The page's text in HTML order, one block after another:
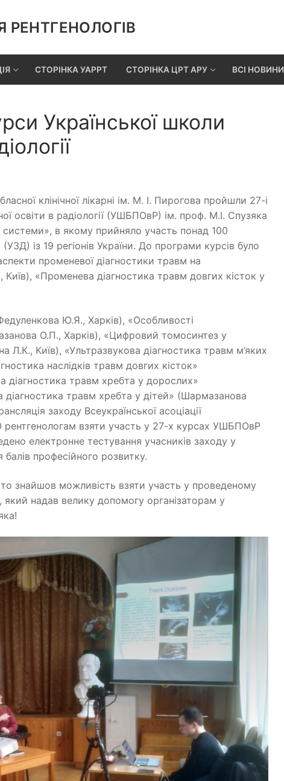
РЕНТГЕНОЛОГІВ
СТОРІНКА УАРРТ СТОРІНКА ЦРТ АРУ ВСІ НОВИНИ
Української школи
клінічної лікарні ім. М. І. Пирогова пройшли 27-і
освіти в радіології (УШБПОвР) ім. проф. М.І. Спузяка
системи», в якому прийняло участь понад 100
(УЗД) із 19 регіонів України. До програми курсів було
аспекти променевої діагностики травм на
«Променева діагностика травм довгих кісток у
Ю.Я., Харків), «Особливості
О.П., Харків), «Цифровий томосинтез у
Л.К., Київ), «Ультразвукова діагностика травм м’яких
наслідків травм довгих кісток»
травм хребта у дорослих»
травм хребта у дітей» (Шармазанова
заходу Всеукраїнської асоціації
рентгенологам взяти участь у 27-х курсах УШБПОвР
електронне тестування учасників заходу у
професійного розвитку.
знайшов можливість взяти участь у проведеному
надав велику допомогу організаторам у